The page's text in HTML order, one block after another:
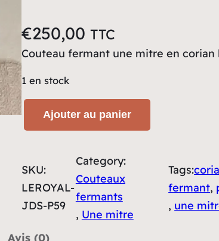
€250,00 TTC
Couteau fermant une mitre en corian
1 en stock
q
u
t
t
é
Ajouter au panier
SKU:
LEROYAL-
JDS-P59
Category:
Couteaux
fermants
, Une mitre
Tags:
fermant,
, une
Avis (0)